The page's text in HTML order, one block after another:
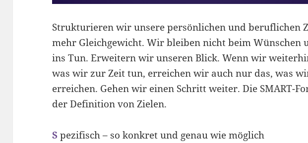
Strukturieren wir unsere persönlichen und beruflichen
mehr Gleichgewicht. Wir bleiben nicht beim Wünschen
ins Tun. Erweitern wir unseren Blick. Wenn wir
was wir zur Zeit tun, erreichen wir auch nur das, was
erreichen. Gehen wir einen Schritt weiter. Die SMART-
der Definition von Zielen.
S pezifisch – so konkret und genau wie möglich